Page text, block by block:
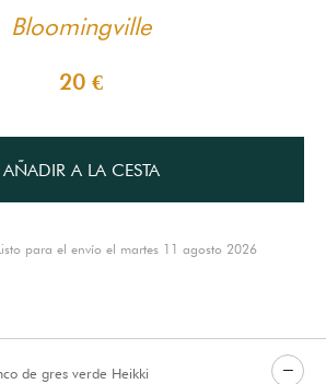
Bloomingville
20 €
AÑADIR A LA CESTA
para el envío el martes 11 agosto 2026
de gres verde Heikki